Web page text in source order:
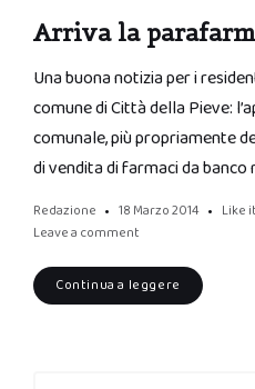
Arriva la
Una buona notizia per i
comune di Città della Pieve:
comunale, più propriamente
di vendita di farmaci da
Redazione 18 Marzo 2014 Like it
Leave a comment
Continua a leggere